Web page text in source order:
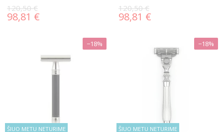
120,50 €
98,81 €
120,50 €
98,81 €
ŠIUO METU NETURIME
−18%
ŠIUO METU NETURIME
−18%